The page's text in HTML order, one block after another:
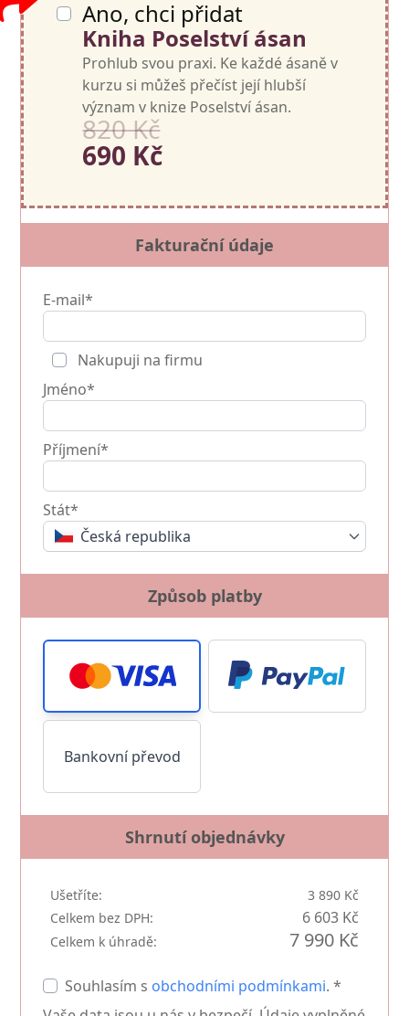
Ano, chci přidat
Kniha Poselství ásan
Prohlub svou praxi. Ke každé ásaně v
kurzu si můžeš přečíst její hlubší
význam v knize Poselství ásan.
820 Kč
690 Kč
Fakturační údaje
E-mail*
Nakupuji na firmu
Jméno*
Příjmení*
Stát*
Česká republika
Způsob platby
Bankovní převod
Shrnutí objednávky
Ušetříte:
3 890 Kč
Celkem bez DPH:
6 603 Kč
Celkem k úhradě: 7 990 Kč
Souhlasím s obchodními podmínkami. *